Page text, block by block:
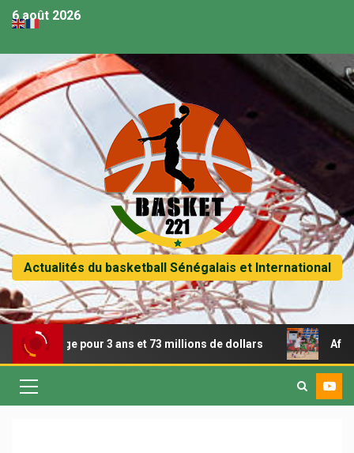
6 août 2026
Actualités du basketball Sénégalais et International
pour 3 ans et 73 millions de dollars Afrobasket